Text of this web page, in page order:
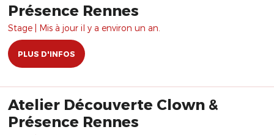
Présence Rennes
Stage | Mis à jour il y a environ un an.
PLUS D'INFOS
Atelier Découverte Clown &
Présence Rennes